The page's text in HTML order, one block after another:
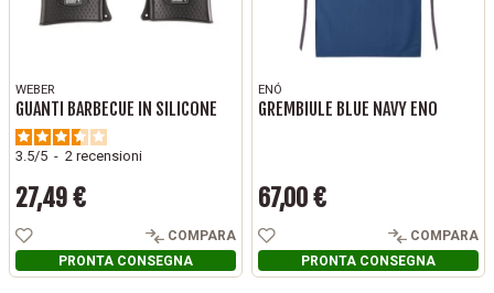
WEBER
GUANTI BARBECUE IN SILICONE
3.5/5 - 2 recensioni
Prezzo
27,49 €
COMPARA
PRONTA CONSEGNA
ENÓ
GREMBIULE BLUE NAVY ENO
Prezzo
67,00 €
COMPARA
PRONTA CONSEGNA